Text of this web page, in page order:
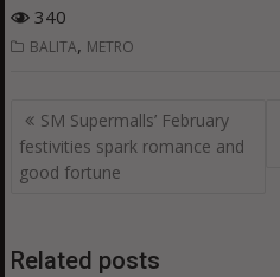
340
BALITA, METRO
Post
navigation
SM Supermalls’ February
festivities spark romance and
good fortune
Related posts